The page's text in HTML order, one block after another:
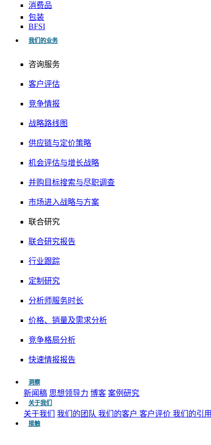
消费品
包装
BFSI
我们的业务
咨询服务
客户评估
竞争情报
战略路线图
供应链与定价策略
机会评估与增长战略
并购目标搜索与尽职调查
市场进入战略与方案
联合研究
联合研究报告
行业跟踪
定制研究
分析师服务时长
价格、销量及需求分析
竞争格局分析
快速情报报告
洞察
新闻稿 思想领导力 博客 案例研究
关于我们
关于我们 我们的团队 我们的客户 客户评价 我们的引用
接触